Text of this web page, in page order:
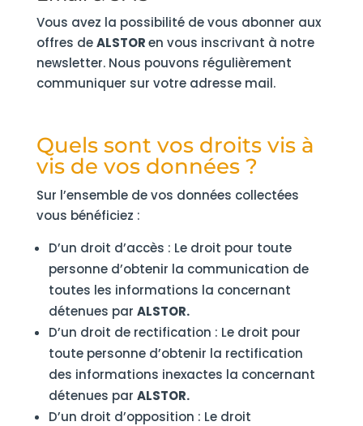
Vous avez la possibilité de vous abonner aux
offres deALSTORen vous inscrivant à notre
newsletter. Nous pouvons régulièrement
communiquer sur votre adresse mail.
Quels sont vos droits vis à
vis de vos données ?
Sur l’ensemble de vos données collectées
vous bénéficiez :
D’un droit d’accès : Le droit pour toute
personne d’obtenir la communication de
toutes les informations la concernant
détenues par ALSTOR.
D’un droit de rectification : Le droit pour
toute personne d’obtenir la rectification
des informations inexactes la concernant
détenues par ALSTOR.
D’un droit d’opposition : Le droit